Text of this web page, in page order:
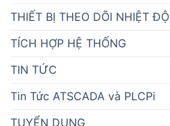
THIẾT BỊ THEO DÕI NHIỆT ĐỘ
TÍCH HỢP HỆ THỐNG
TIN TỨC
Tin Tức ATSCADA và PLCPi
TUYỂN DỤNG